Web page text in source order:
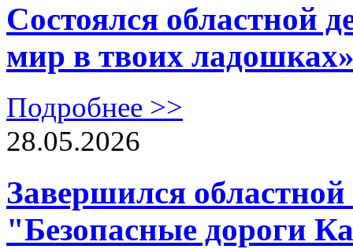
Состоялся областной
мир в твоих
Подробнее >>
28.05.2026
Завершился
"Безопасные дороги